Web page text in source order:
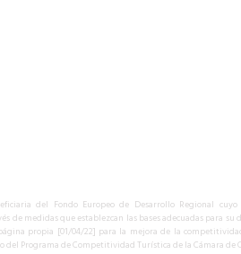
del Fondo Europeo de Desarrollo Regional
de medidas que establezcan las bases adecuadas para su
propia [01/04/22] para la mejora de la
del Programa de Competitividad Turística de la Cámara de